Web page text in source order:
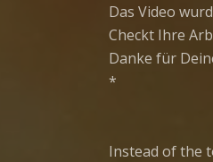
Das Video
Checkt Ihre
Danke für
*
Instead of the